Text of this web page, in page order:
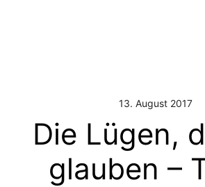
13. August 2017
Die Lügen,
glauben –